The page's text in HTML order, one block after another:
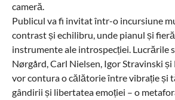
cameră.
Publicul va fi invitat într-o incursiune
contrast și echilibru, unde pianul și
instrumente ale introspecției. Lucrările
Nørgård, Carl Nielsen, Igor Stravinski și
vor contura o călătorie între vibrație și
gândirii și libertatea emoției – o